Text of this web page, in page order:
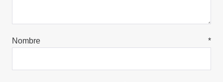
Nombre *